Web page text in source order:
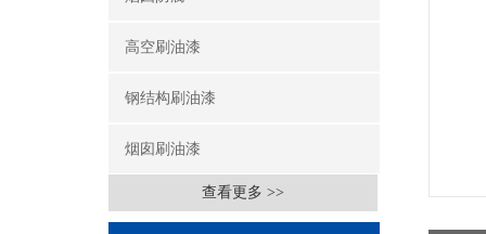
高空刷油漆
钢结构刷油漆
烟囱刷油漆
查看更多 >>